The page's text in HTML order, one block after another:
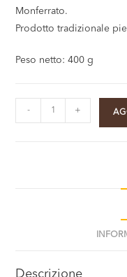
Monferrato.
Prodotto tradizionale
Peso netto: 400 g
- +
Descrizione